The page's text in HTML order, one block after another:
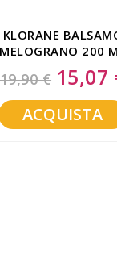
KLORANE
MELOGRANO 200
19,90 € Special
Price
15,07
ACQUISTA